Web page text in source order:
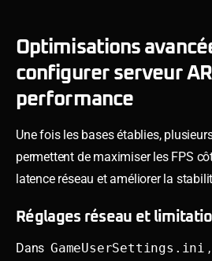
Optimisations
configurer serveur
performance
Une fois les bases établies,
permettent de maximiser les FPS
latence réseau et améliorer la
Réglages réseau et
Dans GameUserSettings.ini